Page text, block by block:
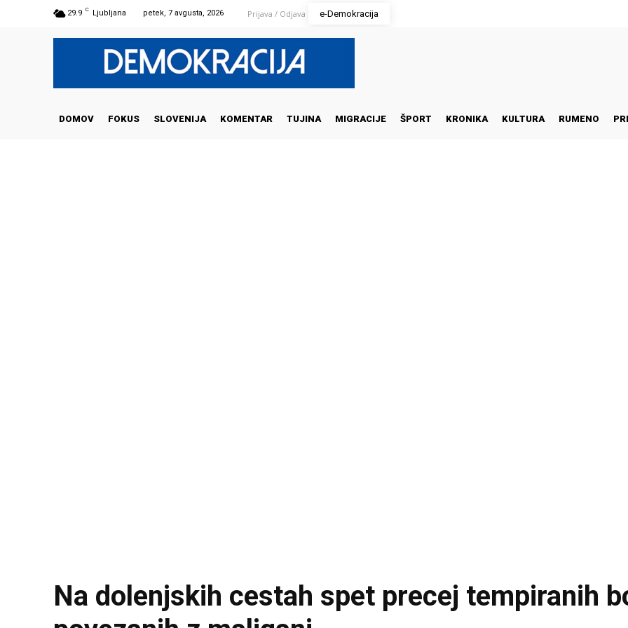
29.9 C Ljubljana petek, 7 avgusta, 2026 Prijava / Odjava e-Demokracija
DOMOV FOKUS SLOVENIJA KOMENTAR TUJINA MIGRACIJE ŠPORT KRONIKA KULTURA RUMENO
Na dolenjskih cestah spet precej tempiranih